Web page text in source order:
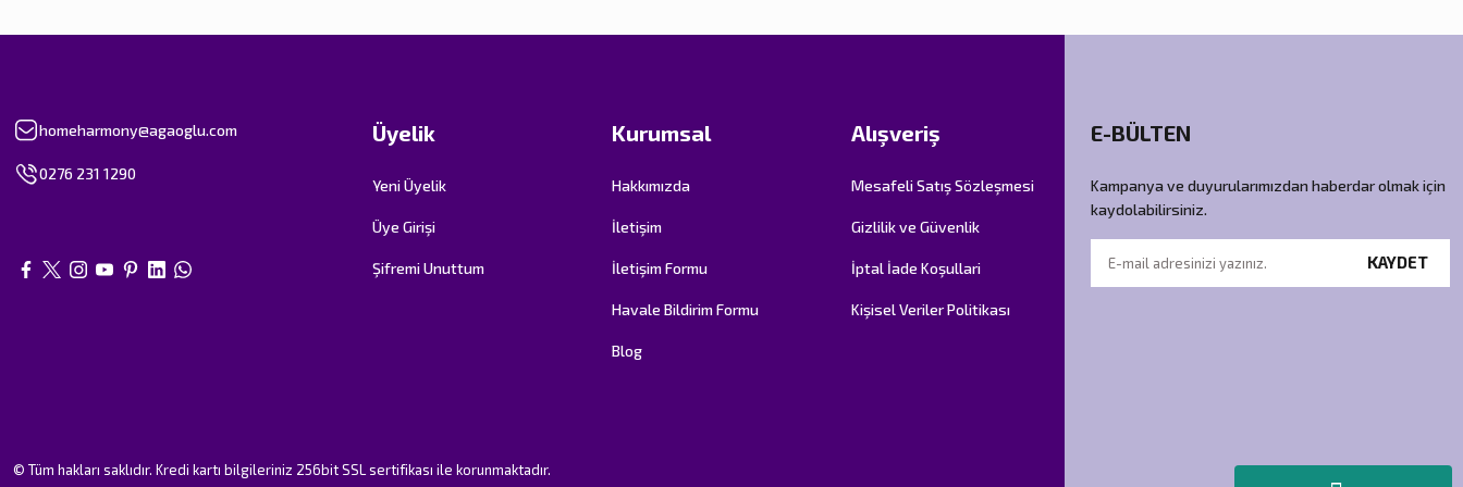
homeharmony@agaoglu.com
0276 231 1290
Üyelik
Yeni Üyelik
Üye Girişi
Şifremi Unuttum
Kurumsal
Hakkımızda
İletişim
İletişim Formu
Havale Bildirim Formu
Blog
Alışveriş
Mesafeli Satış Sözleşmesi
Gizlilik ve Güvenlik
İptal İade Koşullari
Kişisel Veriler Politikası
E-BÜLTEN
Kampanya ve duyurularımızdan haberdar olmak için
kaydolabilirsiniz.
KAYDET
© Tüm hakları saklıdır. Kredi kartı bilgileriniz 256bit SSL sertifikası ile korunmaktadır.